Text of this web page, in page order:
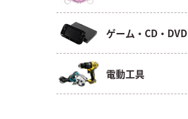
ゲーム・CD・DVD
電動工具